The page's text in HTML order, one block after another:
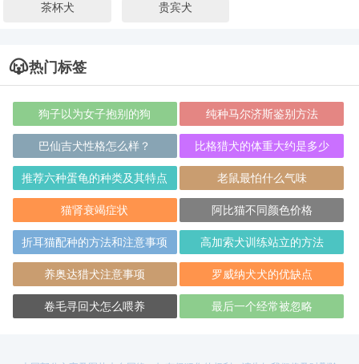
茶杯犬 贵宾犬
热门标签
狗子以为女子抱别的狗 纯种马尔济斯鉴别方法
巴仙吉犬性格怎么样？ 比格猎犬的体重大约是多少
推荐六种蛋龟的种类及其特点 老鼠最怕什么气味
猫肾衰竭症状 阿比猫不同颜色价格
折耳猫配种的方法和注意事项 高加索犬训练站立的方法
养奥达猎犬注意事项 罗威纳犬犬的优缺点
卷毛寻回犬怎么喂养 最后一个经常被忽略